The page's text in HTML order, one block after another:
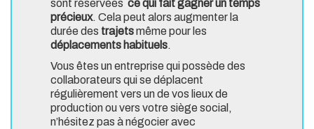
sont réservées ce qui fait gagner un temps
précieux. Cela peut alors augmenter la
durée des trajetsmême pour les
déplacements habituels.
Vous êtes un entreprise qui possède des
collaborateurs qui se déplacent
régulièrement vers un de vos lieux de
production ou vers votre siège social,
n’hésitez pas à négocier avec